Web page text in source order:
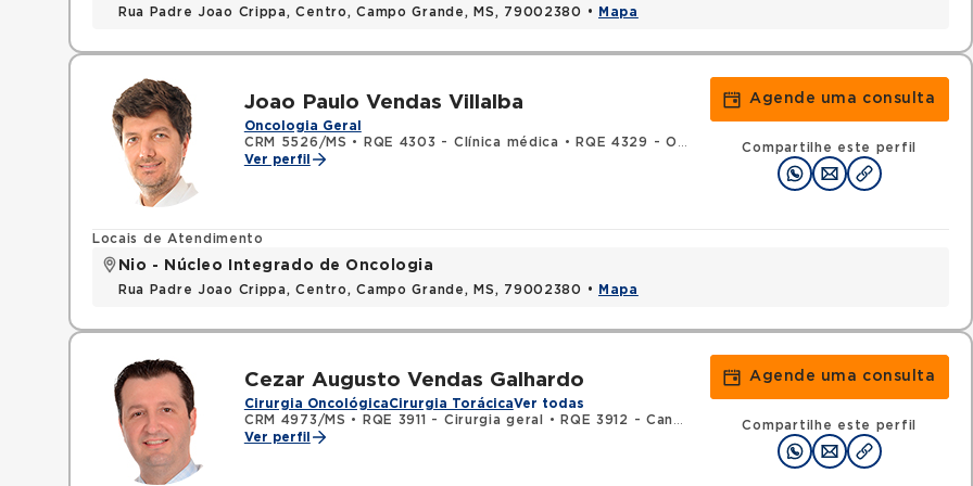
Rua Padre Joao Crippa, Centro, Campo Grande, MS, 79002380 • Mapa
Joao Paulo Vendas Villalba
Oncologia Geral
CRM 5526/MS • RQE 4303 - Clínica médica •
RQE 4329 - Oncologia clínica
Ver perfil
Agende uma consulta
Compartilhe este perfil
Locais de Atendimento
Nio - Núcleo Integrado de Oncologia
Rua Padre Joao Crippa, Centro, Campo Grande, MS, 79002380 • Mapa
Cezar Augusto Vendas Galhardo
Cirurgia OncológicaCirurgia TorácicaVer todas
CRM 4973/MS • RQE 3911 - Cirurgia geral • RQE 3912 - Cancerologia/cancerologia cirúrgica •
Ver perfil
Agende uma consulta
Compartilhe este perfil